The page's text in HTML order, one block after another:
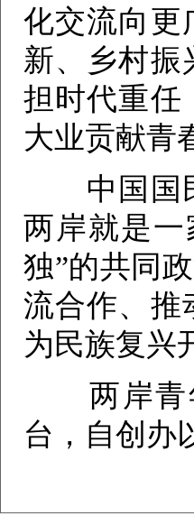
化交流向更
新、乡村振
担时代重任
大业贡献青
中国国民
两岸就是一
独”的共同
流合作、推
为民族复兴
两岸青年
台，自创办